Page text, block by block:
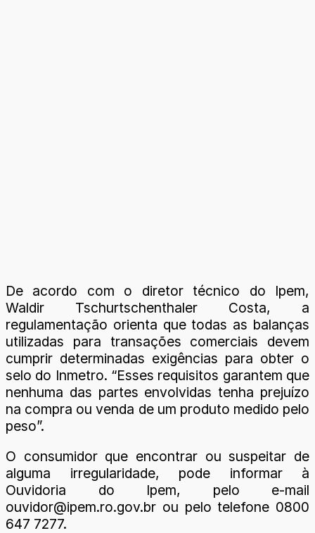
De acordo com o diretor técnico do Ipem,
Waldir Tschurtschenthaler Costa, a
regulamentação orienta que todas as balanças
utilizadas para transações comerciais devem
cumprir determinadas exigências para obter o
selo do Inmetro. “Esses requisitos garantem que
nenhuma das partes envolvidas tenha prejuízo
na compra ou venda de um produto medido pelo
peso”.
O consumidor que encontrar ou suspeitar de
alguma irregularidade, pode informar à
Ouvidoria do Ipem, pelo e-mail
ouvidor@ipem.ro.gov.br ou pelo telefone 0800
647 7277.